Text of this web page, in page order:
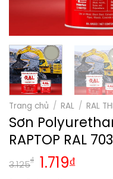
Trang chủ / RAL / RAL
Sơn
RAPTOP RAL
3.125
₫ 1.719₫